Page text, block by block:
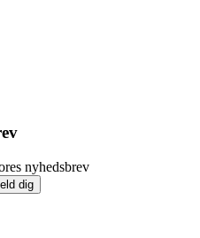
nyhedsbrev
dig